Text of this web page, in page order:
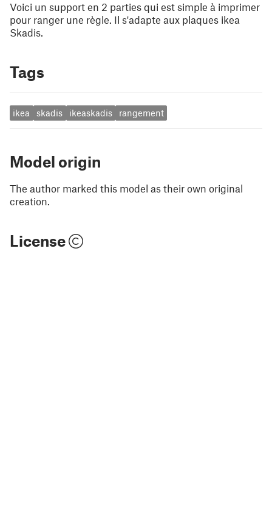
Voici un support en 2 parties qui est simple à imprimer
pour ranger une règle. Il s'adapte aux plaques ikea
Skadis.
Tags
ikea skadis ikeaskadis rangement
Model origin
The author marked this model as their own original
creation.
License